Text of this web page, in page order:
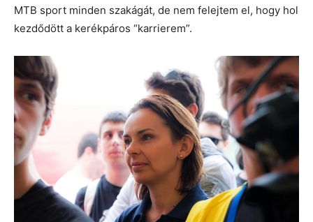
MTB sport minden szakágát, de nem felejtem el, hogy hol
kezdődött a kerékpáros “karrierem”.